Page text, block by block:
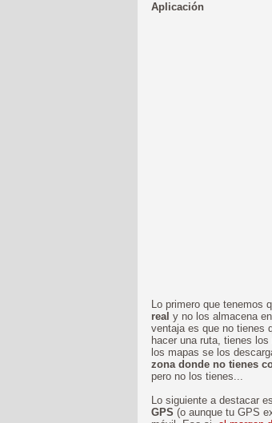
Aplicación
Lo primero que tenemos
real y no los almacena
ventaja es que no tienes
hacer una ruta, tienes
los mapas se los
zona donde no tienes
pero no los tienes...
Lo siguiente a destacar
GPS (o aunque tu GPS